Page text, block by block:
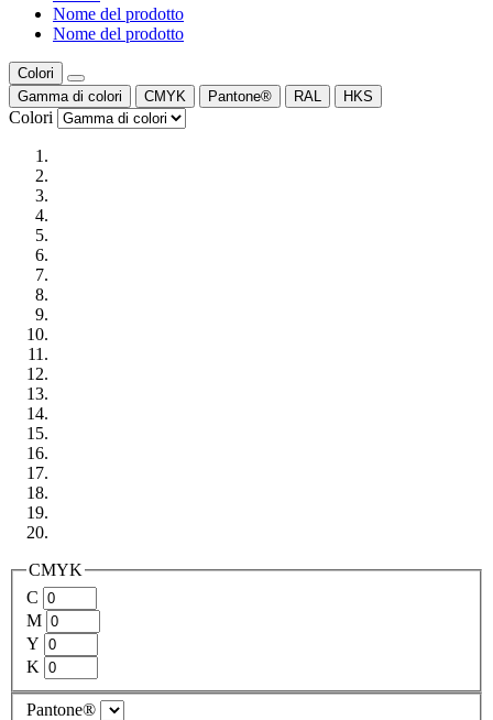
Nome del prodotto
Nome del prodotto
Colori
Gamma di colori
CMYK Pantone® RAL HKS
Colori
CMYK
C
M
Y
K
Pantone®